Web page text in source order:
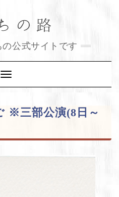
の路
公式サイトです
Toggle
Navigation
※三部公演(8日～